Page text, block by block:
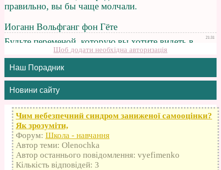
Щоб додати необхідна авторизація
Наш Порадник
Новини сайту
Чим небезпечний синдром заниженої самооцінки?
Як зрозуміти,
Форум: Школа - навчання
Автор теми: Olenochka
Автор останнього повідомлення: vyefimenko
Кількість відповідей: 3